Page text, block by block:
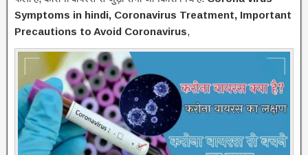
p
p
m
o
o
k
Symptoms in hindi, Coronavirus Treatment, Important
Precautions to Avoid Coronavirus,